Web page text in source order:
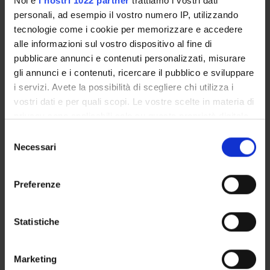
personali, ad esempio il vostro numero IP, utilizzando
tecnologie come i cookie per memorizzare e accedere
alle informazioni sul vostro dispositivo al fine di
pubblicare annunci e contenuti personalizzati, misurare
gli annunci e i contenuti, ricercare il pubblico e sviluppare
i servizi. Avete la possibilità di scegliere chi utilizza i
vostri dati e per quali scopi. Le vostre scelte in materia di
modificare o revocare il proprio consenso in qualsiasi
momento dalla Dichiarazione sui cookie o facendo clic
raccogliere informazioni sulla tua posizione
geografica, con un'approssimazione di qualche
Identificare il tuo dispositivo, scansionandolo
delNecessari
Preferenze
Statistiche
Marketing
Referente esterno
Data pubblicazione
16 settembre 2024